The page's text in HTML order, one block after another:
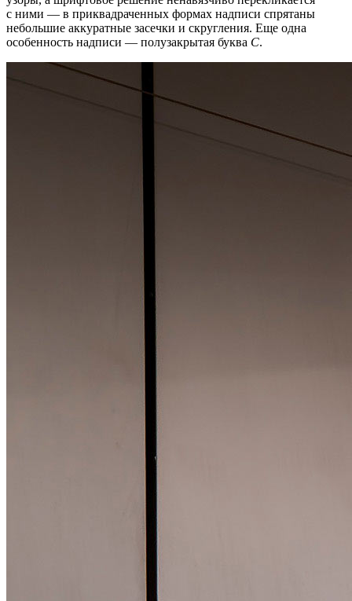
с ними — в приквадраченных формах надписи спрятаны
небольшие аккуратные засечки и скругления. Еще одна
особенность надписи — полузакрытая буква С.